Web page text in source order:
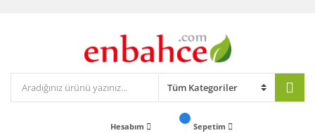
Hesabım Sepetim